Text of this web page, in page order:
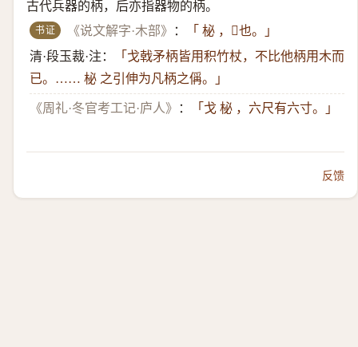
古代兵器的柄，后亦指器物的柄。
书证 《说文解字·木部》 ：
「 柲 ，𪴙也。」
清·段玉裁·注：
「戈戟矛柄皆用积竹杖，不比他柄用木而
已。…… 柲 之引伸为凡柄之偁。」
《周礼·冬官考工记·庐人》 ： 「戈 柲 ，六尺有六寸。」
反馈